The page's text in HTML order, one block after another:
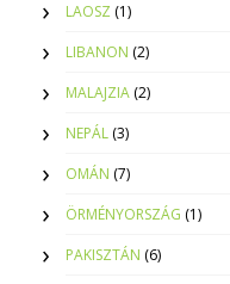
LAOSZ (1)
LIBANON (2)
MALAJZIA (2)
NEPÁL (3)
OMÁN (7)
ÖRMÉNYORSZÁG (1)
PAKISZTÁN (6)